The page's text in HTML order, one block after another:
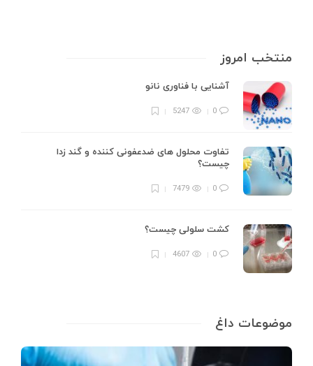
منتخب امروز
آشنایی با فناوری نانو
0
5247
تفاوت محلول های ضدعفونی کننده و گند زدا
چیست؟
0
7479
کشت سلولی چیست؟
0
4607
موضوعات داغ